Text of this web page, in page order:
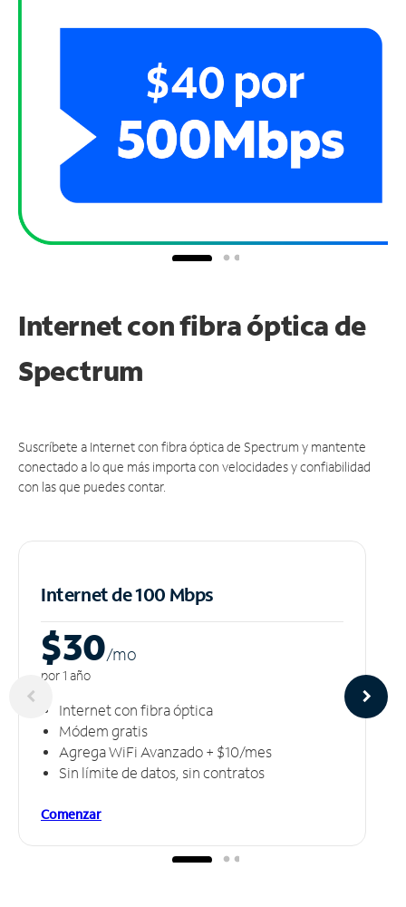
Internet con fibra óptica de
Spectrum
Suscríbete a Internet con fibra óptica de Spectrum y mantente
conectado a lo que más importa con velocidades y confiabilidad
con las que puedes contar.
Internet de 100 Mbps
$30/mo
por 1 año
Internet con fibra óptica
Módem gratis
Agrega WiFi Avanzado + $10/mes
Sin límite de datos, sin contratos
Comenzar